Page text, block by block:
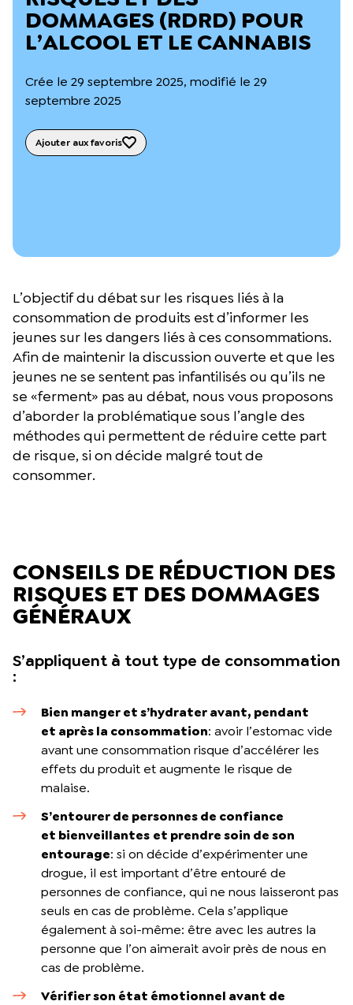
Notre documentation
Podcast 🎙️
Webinaires
L’équipe du Crips
Rapports d’activité et financiers
Projets réalisés avec nos partenaires
DOMMAGES (RDRD) POUR
L’ALCOOL ET LE CANNABIS
Crée le 29 septembre 2025, modifié le 29
septembre 2025
Ajouter aux favoris
L’objectif du débat sur les risques liés à la
consommation de produits est d’informer les
jeunes sur les dangers liés à ces consommations.
Afin de maintenir la discussion ouverte et que les
jeunes ne se sentent pas infantilisés ou qu’ils ne
se «ferment» pas au débat, nous vous proposons
d’aborder la problématique sous l’angle des
méthodes qui permettent de réduire cette part
de risque, si on décide malgré tout de
consommer.
CONSEILS DE RÉDUCTION DES
RISQUES ET DES DOMMAGES
GÉNÉRAUX
S’appliquent à tout type de consommation
:
Bien manger et s’hydrater avant, pendant
et après la consommation: avoir l’estomac vide
avant une consommation risque d’accélérer les
effets du produit et augmente le risque de
malaise.
S’entourer de personnes de confiance
et bienveillantes et prendre soin de son
entourage: si on décide d’expérimenter une
drogue, il est important d’être entouré de
personnes de confiance, qui ne nous laisseront pas
seuls en cas de problème. Cela s’applique
également à soi-même: être avec les autres la
personne que l’on aimerait avoir près de nous en
cas de problème.
Vérifier son état émotionnel avant de